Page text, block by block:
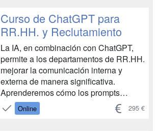
hecho, in...
Curso de ChatGPT para
RR.HH. y Reclutamiento
La IA, en combinación con ChatGPT,
permite a los departamentos de RR.HH.
mejorar la comunicación interna y
externa de manera significativa.
Aprenderemos cómo los prompts
generados por IA pueden ser utilizados
para facilitar la evaluación del
Online 295 €